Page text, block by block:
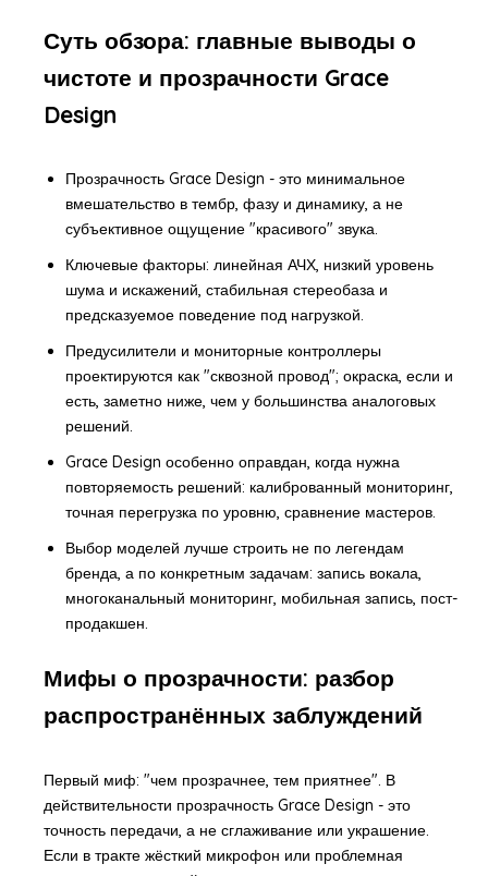
Суть обзора: главные выводы о
чистоте и прозрачности Grace
Design
Прозрачность Grace Design - это минимальное
вмешательство в тембр, фазу и динамику, а не
субъективное ощущение "красивого" звука.
Ключевые факторы: линейная АЧХ, низкий уровень
шума и искажений, стабильная стереобаза и
предсказуемое поведение под нагрузкой.
Предусилители и мониторные контроллеры
проектируются как "сквозной провод"; окраска, если и
есть, заметно ниже, чем у большинства аналоговых
решений.
Grace Design особенно оправдан, когда нужна
повторяемость решений: калиброванный мониторинг,
точная перегрузка по уровню, сравнение мастеров.
Выбор моделей лучше строить не по легендам
бренда, а по конкретным задачам: запись вокала,
многоканальный мониторинг, мобильная запись, пост-
продакшен.
Мифы о прозрачности: разбор
распространённых заблуждений
Первый миф: "чем прозрачнее, тем приятнее". В
действительности прозрачность Grace Design - это
точность передачи, а не сглаживание или украшение.
Если в тракте жёсткий микрофон или проблемная